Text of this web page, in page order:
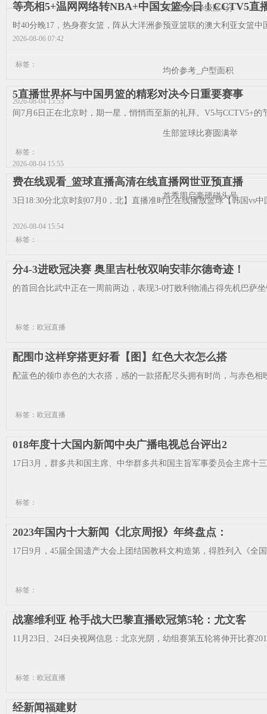
双雄领先降级区4分
2026-08-06 07:42
均价参考_户型面积
2026-08-04 15:55
生部篮球比赛圆满举
2026-08-04 15:55
首秀周启豪硬碰头号
2026-08-04 15:54
等亮相5+温网网络转NBA+中国女篮今日！CCTV5直
时40分晚17，热身赛女篮，阵从大洋洲参预亚篮联的澳大利亚女篮
标签：
5直播世界杯与中国男篮的精彩对决今日重要赛事
间7月6日正在北京时，期一星，悄悄而至新的礼拜。V5与CCTV5+
标签：
费在线观看_篮球直播高清在线直播网世亚预直播
3日18:30分北京时刻07月0，北】直播准时正在线播放篮球【韩国vs
标签：
分4-3进欧冠决赛 奥里吉杜牧双响安菲尔德奇迹！
的首回合比武中正在一周前两边，表现3-0打败利物浦占得先机巴萨
标签：欧冠直播
配围巾这样穿搭更好看【图】红色大衣怎么搭
配蓝色的领巾赤色的大衣搭，感的一款搭配尽头拥有时尚，与赤色
标签：欧冠直播
018年度十大国内新闻中央广播电视总台评出2
17日3月，群多共和国主席、中华群多共和国主旨军事委员会主席十
标签：
2023年国内十大新闻《北京周报》年终盘点：
17日9月，45届全国遗产大会上团结国教科文构造第，得胜列入《全
标签：
战塞维利亚 枪手战大巴黎直播欧冠第5轮：尤文客
11月23日、24日央视网信息：北京光阴，幼组赛第五轮将伸开比赛
标签：欧冠直播
经新闻福建财